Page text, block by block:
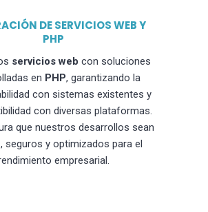
DE SERVICIOS WEB Y
PHP
servicios web con soluciones
en PHP, garantizando la
con sistemas existentes y
con diversas plataformas.
que nuestros desarrollos sean
seguros y optimizados para el
empresarial.